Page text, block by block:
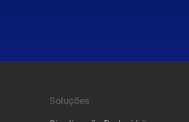
Soluções